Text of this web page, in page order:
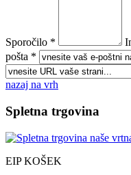
Sporočilo *
pošta *
nazaj na vrh
Spletna trgovina
EIP KOŠEK